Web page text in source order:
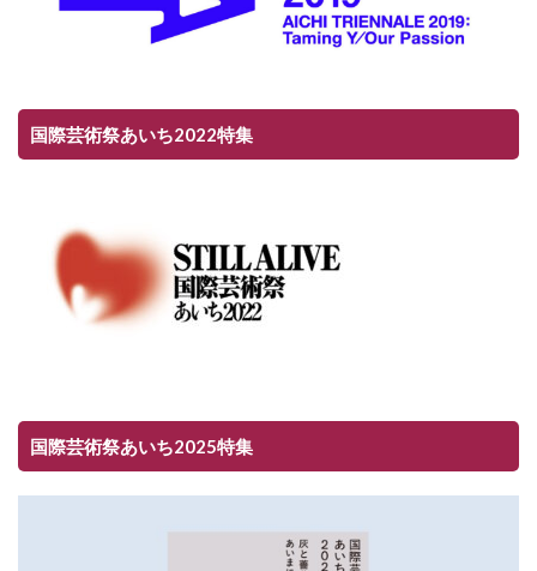
国際芸術祭あいち2022特集
国際芸術祭あいち2025特集